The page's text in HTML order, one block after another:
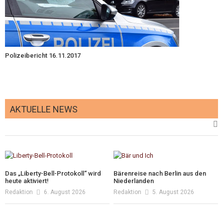
Polizeibericht 16.11.2017
AKTUELLE NEWS
Das „Liberty-Bell-Protokoll“ wird
heute aktiviert!
Redaktion 6. August 2026
Bärenreise nach Berlin aus den
Niederlanden
Redaktion 5. August 2026